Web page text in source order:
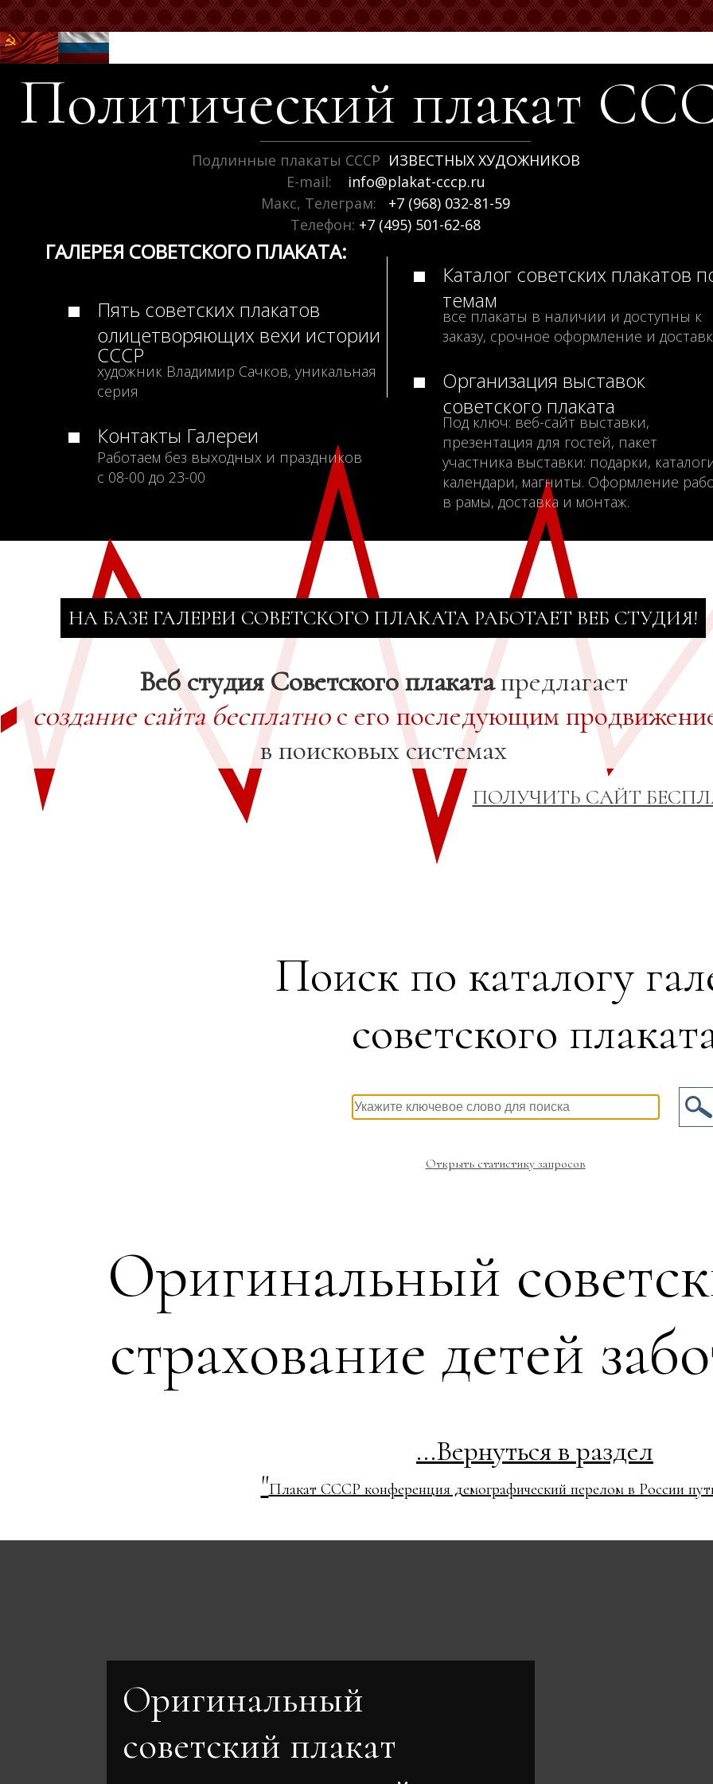
Политический плакат
Подлинные плакаты СССР ИЗВЕСТНЫХ ХУДОЖНИКОВ
E-mail:
info@plakat-cccp.ru
Макс, Телеграм:
+7 (968) 032-81-59
Телефон: +7 (495) 501-62-68
ГАЛЕРЕЯ СОВЕТСКОГО ПЛАКАТА:
Пять советских плакатов
олицетворяющих вехи истории
СССР
художник Владимир Сачков, уникальная
серия
Контакты Галереи
Работаем без выходных и праздников
с 08-00 до 23-00
Каталог советских плакатов
темам
все плакаты в наличии и доступны к
заказу, срочное оформление и
Организация выставок
советского плаката
Под ключ: веб-сайт выставки,
презентация для гостей, пакет
участника выставки: подарки,
календари, магниты. Оформление
в рамы, доставка и монтаж.
НА БАЗЕ ГАЛЕРЕИ СОВЕТСКОГО ПЛАКАТА РАБОТАЕТ ВЕБ СТУДИЯ!
Веб студия Советского плакатапредлагает
создание сайта бесплатнос его последующим
в поисковых системах
ПОЛУЧИТЬ САЙТ
Поиск по каталогу
советского
Открыть статистику запросов
Оригинальный
страхование детей
...Вернуться в раздел
"Плакат СССР конференция демографический перелом в России
Оригинальный
советский плакат